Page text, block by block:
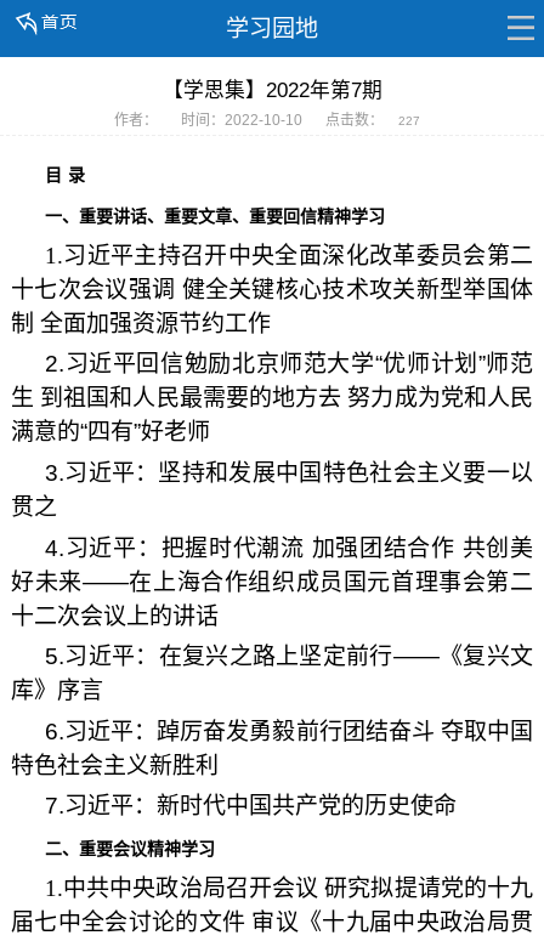
学习园地
【学思集】2022年第7期
作者： 时间：2022-10-10 点击数： 227
目 录
一、重要讲话、 重要文章、 重要回信精神学习
1 .习近平主持召开中央全面深化改革委员会第二
十七次会议强调 健全关键核心技术攻关新型举国体
制 全面加强资源节约工作
2.习近平回信勉励北京师范大学“优师计划”师范
生 到祖国和人民最需要的地方去 努力成为党和人民
满意的“四有”好老师
3.习近平：坚持和发展中国特色社会主义要一以
贯之
4.习近平 ： 把握时代潮流 加强团结合作 共创美
好未来——在上海合作组织成员国元首理事会第二
十二次会议上的讲话
5.习近平：在复兴之路上坚定前行——《复兴文
库》序言
6.习近平：踔厉奋发勇毅前行团结奋斗 夺取中国
特色社会主义新胜利
7.习近平：新时代中国共产党的历史使命
二、重要会议精神学习
1.中共中央政治局召开会议 研究拟提请党的十九
届七中全会讨论的文件 审议《十九届中央政治局贯